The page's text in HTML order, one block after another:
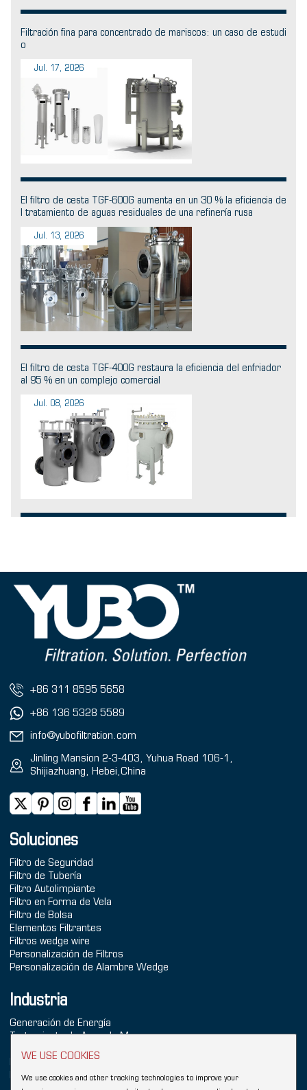
Filtración fina para concentrado de mariscos: un caso de estudi
o
Jul. 17, 2026
El filtro de cesta TGF-600G aumenta en un 30 % la eficiencia de
l tratamiento de aguas residuales de una refinería rusa
Jul. 13, 2026
El filtro de cesta TGF-400G restaura la eficiencia del enfriador
al 95 % en un complejo comercial
Jul. 08, 2026
WE USE COOKIES
We use cookies and other tracking technologies to improve your
+86 311 8595 5658
+86 136 5328 5589
info@yubofiltration.com
Jinling Mansion 2-3-403, Yuhua Road 106-1,
Shijiazhuang, Hebei,China
Soluciones
Filtro de Seguridad
Filtro de Tubería
Filtro Autolimpiante
Filtro en Forma de Vela
Filtro de Bolsa
Elementos Filtrantes
Filtros wedge wire
Personalización de Filtros
Personalización de Alambre Wedge
Industria
Generación de Energía
Tratamiento de Agua de Mar
Tratamiento de Agua
Industria Química
Refinación